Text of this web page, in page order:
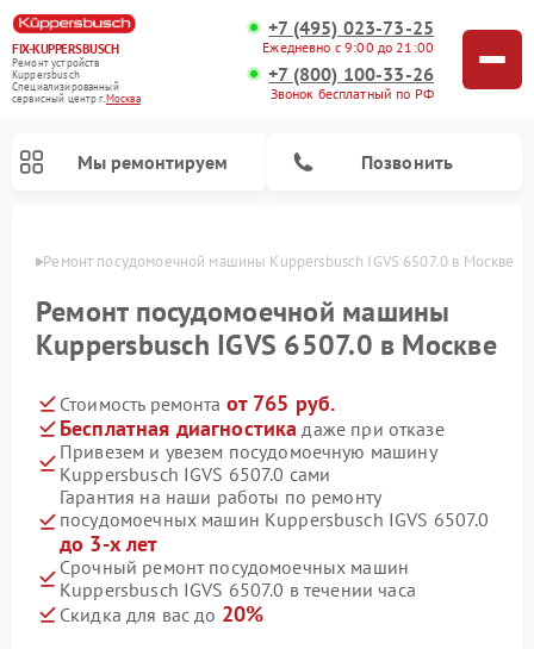
FIX-KUPPERSBUSCH
Ремонт устройств
Kuppersbusch
Специализированный
cервисный центр г.Москва
+7 (495) 023-73-25
Ежедневно с 9:00 до 21:00
+7 (800) 100-33-26
Звонок бесплатный по РФ
Мы ремонтируем Позвонить
Ремонт посудомоечной машины Kuppersbusch IGVS 6507.0 в Москве
Ремонт посудомоечной машины
Kuppersbusch IGVS 6507.0 в Москве
Стоимость ремонта от 765 руб.
Бесплатная диагностика даже при отказе
Привезем и увезем посудомоечную машину
Kuppersbusch IGVS 6507.0 сами
Гарантия на наши работы по ремонту
посудомоечных машин Kuppersbusch IGVS 6507.0
до 3-х лет
Срочный ремонт посудомоечных машин
Kuppersbusch IGVS 6507.0 в течении часа
Скидка для вас до 20%